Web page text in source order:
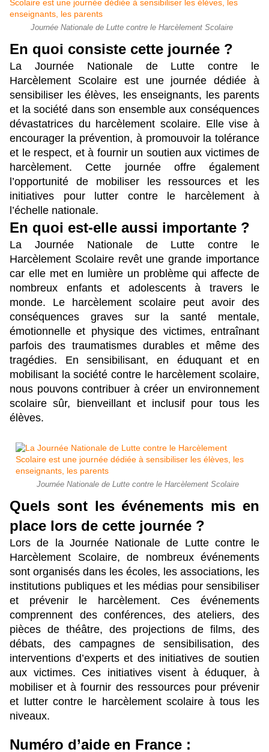
Journée Nationale de Lutte contre le Harcèlement Scolaire
En quoi consiste cette journée ?
La Journée Nationale de Lutte contre le
Harcèlement Scolaire est une journée dédiée à
sensibiliser les élèves, les enseignants, les parents
et la société dans son ensemble aux conséquences
dévastatrices du harcèlement scolaire. Elle vise à
encourager la prévention, à promouvoir la tolérance
et le respect, et à fournir un soutien aux victimes de
harcèlement. Cette journée offre également
l’opportunité de mobiliser les ressources et les
initiatives pour lutter contre le harcèlement à
l’échelle nationale.
En quoi est-elle aussi importante ?
La Journée Nationale de Lutte contre le
Harcèlement Scolaire revêt une grande importance
car elle met en lumière un problème qui affecte de
nombreux enfants et adolescents à travers le
monde. Le harcèlement scolaire peut avoir des
conséquences graves sur la santé mentale,
émotionnelle et physique des victimes, entraînant
parfois des traumatismes durables et même des
tragédies. En sensibilisant, en éduquant et en
mobilisant la société contre le harcèlement scolaire,
nous pouvons contribuer à créer un environnement
scolaire sûr, bienveillant et inclusif pour tous les
élèves.
Journée Nationale de Lutte contre le Harcèlement Scolaire
Quels sont les événements mis en
place lors de cette journée ?
Lors de la Journée Nationale de Lutte contre le
Harcèlement Scolaire, de nombreux événements
sont organisés dans les écoles, les associations, les
institutions publiques et les médias pour sensibiliser
et prévenir le harcèlement. Ces événements
comprennent des conférences, des ateliers, des
pièces de théâtre, des projections de films, des
débats, des campagnes de sensibilisation, des
interventions d’experts et des initiatives de soutien
aux victimes. Ces initiatives visent à éduquer, à
mobiliser et à fournir des ressources pour prévenir
et lutter contre le harcèlement scolaire à tous les
niveaux.
Numéro d’aide en France :